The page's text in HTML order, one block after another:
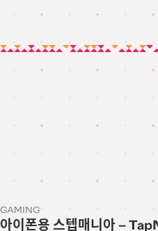
GAMING
아이폰용 스텝매니아 –